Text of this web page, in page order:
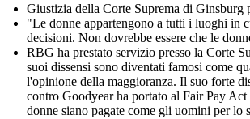
Giustizia della Corte Suprema di Ginsburg
"Le donne appartengono a tutti i luoghi in
decisioni. Non dovrebbe essere che le
RBG ha prestato servizio presso la Corte
suoi dissensi sono diventati famosi come
l'opinione della maggioranza. Il suo forte
contro Goodyear ha portato al Fair Pay
donne siano pagate come gli uomini per lo